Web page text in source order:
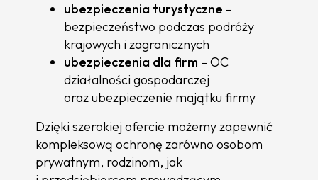
ubezpieczenia turystyczne –
bezpieczeństwo podczas podróży
krajowych i zagranicznych
ubezpieczenia dla firm – OC
działalności gospodarczej
oraz ubezpieczenie majątku firmy
Dzięki szerokiej ofercie możemy zapewnić
kompleksową ochronę zarówno osobom
prywatnym, rodzinom, jak